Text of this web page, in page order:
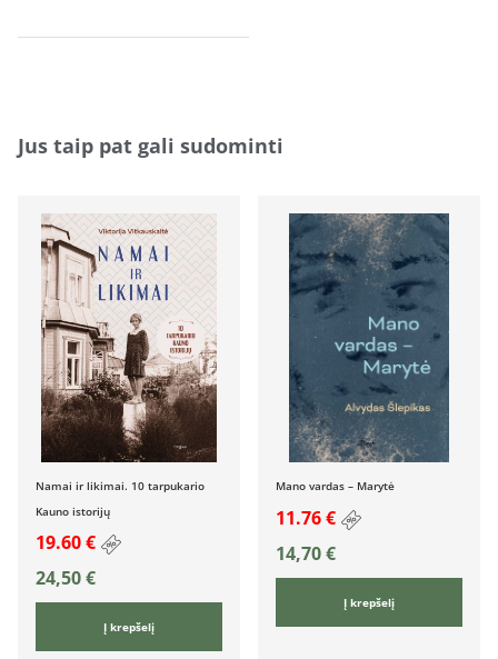
Jus taip pat gali sudominti
Namai ir likimai. 10 tarpukario
Kauno istorijų
19.60 €
24,50€
Į krepšelį
Mano vardas – Marytė
11.76 €
14,70€
Į krepšelį